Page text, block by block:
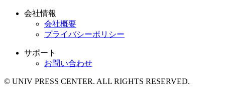
会社情報
会社概要
プライバシーポリシー
サポート
お問い合わせ
© UNIV PRESS CENTER. ALL RIGHTS RESERVED.